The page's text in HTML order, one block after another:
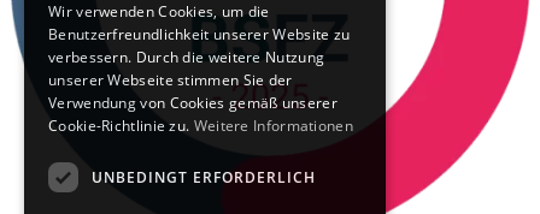
Wir verwenden Cookies, um die
Benutzerfreundlichkeit unserer Website zu
verbessern. Durch die weitere Nutzung
unserer Webseite stimmen Sie der
Verwendung von Cookies gemäß unserer
Cookie-Richtlinie zu. Weitere Informationen
UNBEDINGT ERFORDERLICH